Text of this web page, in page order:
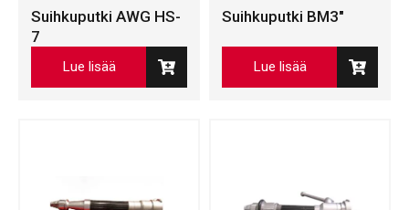
Suihkuputki AWG HS-
7
Lue lisää
Suihkuputki BM3″
Lue lisää